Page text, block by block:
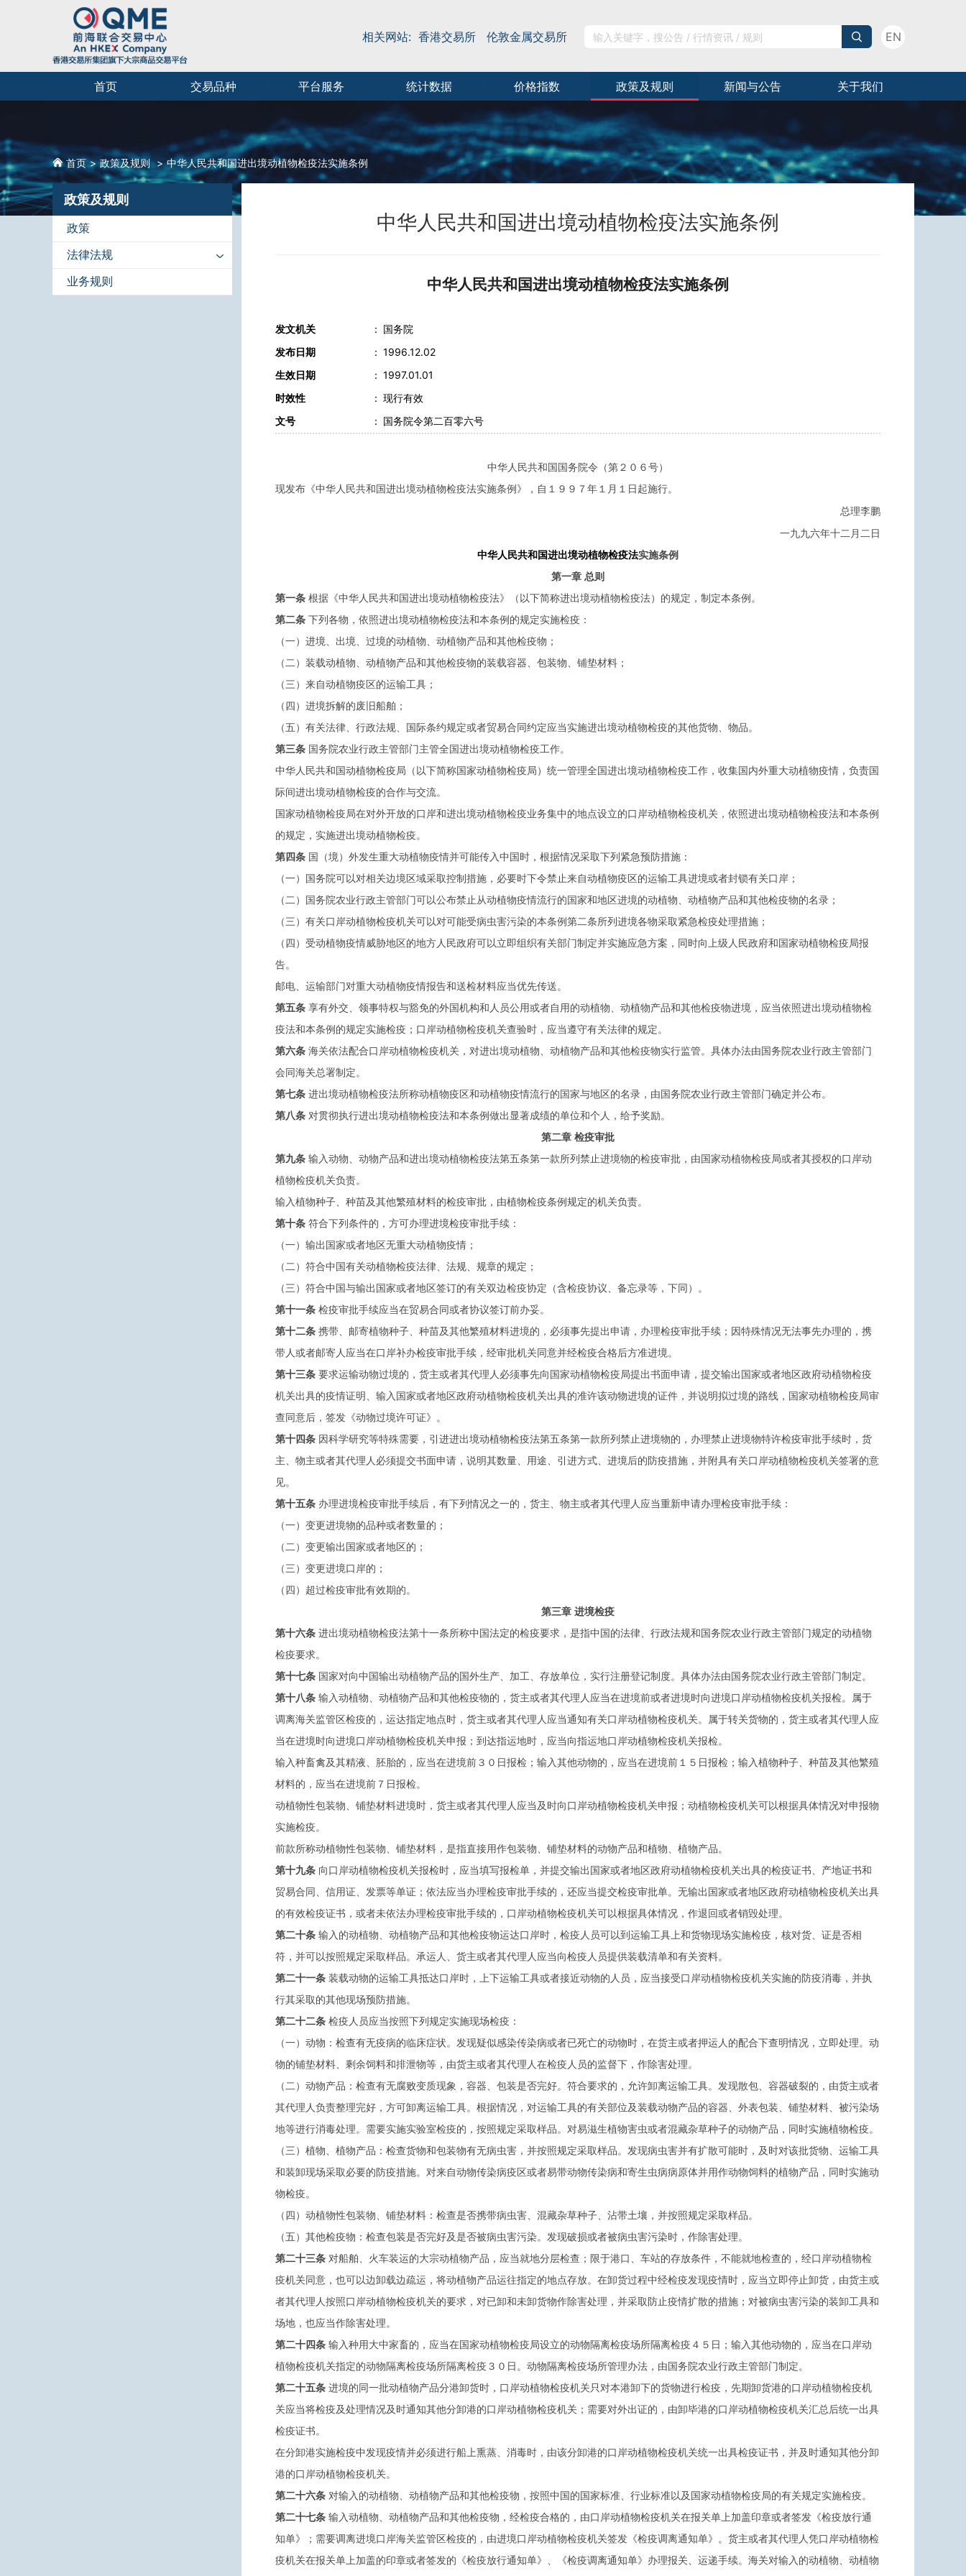
EN
相关网站: 香港交易所 伦敦金属交易所
首页 交易品种 平台服务 统计数据 价格指数 政策及规则 新闻与公告 关于我们
首页 政策及规则 中华人民共和国进出境动植物检疫法实施条例
政策及规则
政策
法律法规
业务规则
中华人民共和国进出境动植物检疫法实施条例
中华人民共和国进出境动植物检疫法实施条例
发文机关 ： 国务院
发布日期
： 1996.12.02
生效日期
： 1997.01.01
时效性
： 现行有效
文号
： 国务院令第二百零六号
中华人民共和国国务院令（第２０６号）
现发布《中华人民共和国进出境动植物检疫法实施条例》，自１９９７年１月１日起施行。
总理李鹏
一九九六年十二月二日
中华人民共和国进出境动植物检疫法实施条例
第一章 总则
第一条 根据《中华人民共和国进出境动植物检疫法》（以下简称进出境动植物检疫法）的规定，制定本条例。
第二条 下列各物，依照进出境动植物检疫法和本条例的规定实施检疫：
（一）进境、出境、过境的动植物、动植物产品和其他检疫物；
（二）装载动植物、动植物产品和其他检疫物的装载容器、包装物、铺垫材料；
（三）来自动植物疫区的运输工具；
（四）进境拆解的废旧船舶；
（五）有关法律、行政法规、国际条约规定或者贸易合同约定应当实施进出境动植物检疫的其他货物、物品。
第三条 国务院农业行政主管部门主管全国进出境动植物检疫工作。
中华人民共和国动植物检疫局（以下简称国家动植物检疫局）统一管理全国进出境动植物检疫工作，收集国内外重大动植物疫情，负责国
际间进出境动植物检疫的合作与交流。
国家动植物检疫局在对外开放的口岸和进出境动植物检疫业务集中的地点设立的口岸动植物检疫机关，依照进出境动植物检疫法和本条例
的规定，实施进出境动植物检疫。
第四条 国（境）外发生重大动植物疫情并可能传入中国时，根据情况采取下列紧急预防措施：
（一）国务院可以对相关边境区域采取控制措施，必要时下令禁止来自动植物疫区的运输工具进境或者封锁有关口岸；
（二）国务院农业行政主管部门可以公布禁止从动植物疫情流行的国家和地区进境的动植物、动植物产品和其他检疫物的名录；
（三）有关口岸动植物检疫机关可以对可能受病虫害污染的本条例第二条所列进境各物采取紧急检疫处理措施；
（四）受动植物疫情威胁地区的地方人民政府可以立即组织有关部门制定并实施应急方案，同时向上级人民政府和国家动植物检疫局报
告。
邮电、运输部门对重大动植物疫情报告和送检材料应当优先传送。
第五条 享有外交、领事特权与豁免的外国机构和人员公用或者自用的动植物、动植物产品和其他检疫物进境，应当依照进出境动植物检
疫法和本条例的规定实施检疫；口岸动植物检疫机关查验时，应当遵守有关法律的规定。
第六条 海关依法配合口岸动植物检疫机关，对进出境动植物、动植物产品和其他检疫物实行监管。具体办法由国务院农业行政主管部门
会同海关总署制定。
第七条 进出境动植物检疫法所称动植物疫区和动植物疫情流行的国家与地区的名录，由国务院农业行政主管部门确定并公布。
第八条 对贯彻执行进出境动植物检疫法和本条例做出显著成绩的单位和个人，给予奖励。
第二章 检疫审批
第九条 输入动物、动物产品和进出境动植物检疫法第五条第一款所列禁止进境物的检疫审批，由国家动植物检疫局或者其授权的口岸动
植物检疫机关负责。
输入植物种子、种苗及其他繁殖材料的检疫审批，由植物检疫条例规定的机关负责。
第十条 符合下列条件的，方可办理进境检疫审批手续：
（一）输出国家或者地区无重大动植物疫情；
（二）符合中国有关动植物检疫法律、法规、规章的规定；
（三）符合中国与输出国家或者地区签订的有关双边检疫协定（含检疫协议、备忘录等，下同）。
第十一条 检疫审批手续应当在贸易合同或者协议签订前办妥。
第十二条 携带、邮寄植物种子、种苗及其他繁殖材料进境的，必须事先提出申请，办理检疫审批手续；因特殊情况无法事先办理的，携
带人或者邮寄人应当在口岸补办检疫审批手续，经审批机关同意并经检疫合格后方准进境。
第十三条 要求运输动物过境的，货主或者其代理人必须事先向国家动植物检疫局提出书面申请，提交输出国家或者地区政府动植物检疫
机关出具的疫情证明、输入国家或者地区政府动植物检疫机关出具的准许该动物进境的证件，并说明拟过境的路线，国家动植物检疫局审
查同意后，签发《动物过境许可证》。
第十四条 因科学研究等特殊需要，引进进出境动植物检疫法第五条第一款所列禁止进境物的，办理禁止进境物特许检疫审批手续时，货
主、物主或者其代理人必须提交书面申请，说明其数量、用途、引进方式、进境后的防疫措施，并附具有关口岸动植物检疫机关签署的意
见。
第十五条 办理进境检疫审批手续后，有下列情况之一的，货主、物主或者其代理人应当重新申请办理检疫审批手续：
（一）变更进境物的品种或者数量的；
（二）变更输出国家或者地区的；
（三）变更进境口岸的；
（四）超过检疫审批有效期的。
第三章 进境检疫
第十六条 进出境动植物检疫法第十一条所称中国法定的检疫要求，是指中国的法律、行政法规和国务院农业行政主管部门规定的动植物
检疫要求。
第十七条 国家对向中国输出动植物产品的国外生产、加工、存放单位，实行注册登记制度。具体办法由国务院农业行政主管部门制定。
第十八条 输入动植物、动植物产品和其他检疫物的，货主或者其代理人应当在进境前或者进境时向进境口岸动植物检疫机关报检。属于
调离海关监管区检疫的，运达指定地点时，货主或者其代理人应当通知有关口岸动植物检疫机关。属于转关货物的，货主或者其代理人应
当在进境时向进境口岸动植物检疫机关申报；到达指运地时，应当向指运地口岸动植物检疫机关报检。
输入种畜禽及其精液、胚胎的，应当在进境前３０日报检；输入其他动物的，应当在进境前１５日报检；输入植物种子、种苗及其他繁殖
材料的，应当在进境前７日报检。
动植物性包装物、铺垫材料进境时，货主或者其代理人应当及时向口岸动植物检疫机关申报；动植物检疫机关可以根据具体情况对申报物
实施检疫。
前款所称动植物性包装物、铺垫材料，是指直接用作包装物、铺垫材料的动物产品和植物、植物产品。
第十九条 向口岸动植物检疫机关报检时，应当填写报检单，并提交输出国家或者地区政府动植物检疫机关出具的检疫证书、产地证书和
贸易合同、信用证、发票等单证；依法应当办理检疫审批手续的，还应当提交检疫审批单。无输出国家或者地区政府动植物检疫机关出具
的有效检疫证书，或者未依法办理检疫审批手续的，口岸动植物检疫机关可以根据具体情况，作退回或者销毁处理。
第二十条 输入的动植物、动植物产品和其他检疫物运达口岸时，检疫人员可以到运输工具上和货物现场实施检疫，核对货、证是否相
符，并可以按照规定采取样品。承运人、货主或者其代理人应当向检疫人员提供装载清单和有关资料。
第二十一条 装载动物的运输工具抵达口岸时，上下运输工具或者接近动物的人员，应当接受口岸动植物检疫机关实施的防疫消毒，并执
行其采取的其他现场预防措施。
第二十二条 检疫人员应当按照下列规定实施现场检疫：
（一）动物：检查有无疫病的临床症状。发现疑似感染传染病或者已死亡的动物时，在货主或者押运人的配合下查明情况，立即处理。动
物的铺垫材料、剩余饲料和排泄物等，由货主或者其代理人在检疫人员的监督下，作除害处理。
（二）动物产品：检查有无腐败变质现象，容器、包装是否完好。符合要求的，允许卸离运输工具。发现散包、容器破裂的，由货主或者
其代理人负责整理完好，方可卸离运输工具。根据情况，对运输工具的有关部位及装载动物产品的容器、外表包装、铺垫材料、被污染场
地等进行消毒处理。需要实施实验室检疫的，按照规定采取样品。对易滋生植物害虫或者混藏杂草种子的动物产品，同时实施植物检疫。
（三）植物、植物产品：检查货物和包装物有无病虫害，并按照规定采取样品。发现病虫害并有扩散可能时，及时对该批货物、运输工具
和装卸现场采取必要的防疫措施。对来自动物传染病疫区或者易带动物传染病和寄生虫病病原体并用作动物饲料的植物产品，同时实施动
物检疫。
（四）动植物性包装物、铺垫材料：检查是否携带病虫害、混藏杂草种子、沾带土壤，并按照规定采取样品。
（五）其他检疫物：检查包装是否完好及是否被病虫害污染。发现破损或者被病虫害污染时，作除害处理。
第二十三条 对船舶、火车装运的大宗动植物产品，应当就地分层检查；限于港口、车站的存放条件，不能就地检查的，经口岸动植物检
疫机关同意，也可以边卸载边疏运，将动植物产品运往指定的地点存放。在卸货过程中经检疫发现疫情时，应当立即停止卸货，由货主或
者其代理人按照口岸动植物检疫机关的要求，对已卸和未卸货物作除害处理，并采取防止疫情扩散的措施；对被病虫害污染的装卸工具和
场地，也应当作除害处理。
第二十四条 输入种用大中家畜的，应当在国家动植物检疫局设立的动物隔离检疫场所隔离检疫４５日；输入其他动物的，应当在口岸动
植物检疫机关指定的动物隔离检疫场所隔离检疫３０日。动物隔离检疫场所管理办法，由国务院农业行政主管部门制定。
第二十五条 进境的同一批动植物产品分港卸货时，口岸动植物检疫机关只对本港卸下的货物进行检疫，先期卸货港的口岸动植物检疫机
关应当将检疫及处理情况及时通知其他分卸港的口岸动植物检疫机关；需要对外出证的，由卸毕港的口岸动植物检疫机关汇总后统一出具
检疫证书。
在分卸港实施检疫中发现疫情并必须进行船上熏蒸、消毒时，由该分卸港的口岸动植物检疫机关统一出具检疫证书，并及时通知其他分卸
港的口岸动植物检疫机关。
第二十六条 对输入的动植物、动植物产品和其他检疫物，按照中国的国家标准、行业标准以及国家动植物检疫局的有关规定实施检疫。
第二十七条 输入动植物、动植物产品和其他检疫物，经检疫合格的，由口岸动植物检疫机关在报关单上加盖印章或者签发《检疫放行通
知单》；需要调离进境口岸海关监管区检疫的，由进境口岸动植物检疫机关签发《检疫调离通知单》。货主或者其代理人凭口岸动植物检
疫机关在报关单上加盖的印章或者签发的《检疫放行通知单》、《检疫调离通知单》办理报关、运递手续。海关对输入的动植物、动植物